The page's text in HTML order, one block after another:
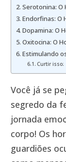
Serotonina: O
Endorfinas: O
Dopamina: O
Oxitocina: O
Estimulando
Curtir isso:
Você já se
segredo da
jornada
corpo! Os
guardiões